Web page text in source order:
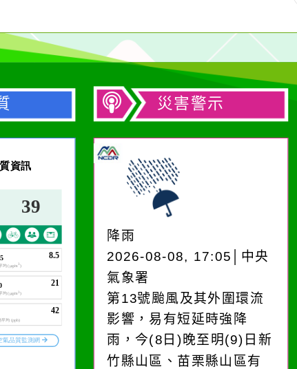
災害警示
降雨
2026-08-08, 17:05│中央
氣象署
第13號颱風及其外圍環流
影響，易有短延時強降
雨，今(8日)晚至明(9)日新
竹縣山區、苗栗縣山區有
一杯清水因滴入一滴污
而變污濁，一杯污水
不會因一滴清水的存
而變清澈。
作者：網路小語
在實現理想的路途中，
誘惑。